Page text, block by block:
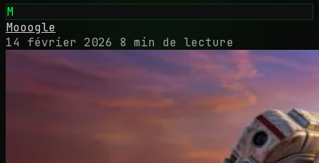
M
Mooogle
14 février 2026
8 min de lecture